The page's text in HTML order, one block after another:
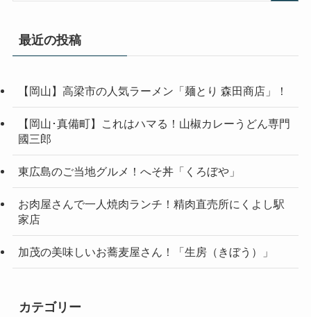
最近の投稿
【岡山】高梁市の人気ラーメン「麺とり 森田商店」！
【岡山･真備町】これはハマる！山椒カレーうどん専門
國三郎
東広島のご当地グルメ！へそ丼「くろぼや」
お肉屋さんで一人焼肉ランチ！精肉直売所にくよし駅
家店
加茂の美味しいお蕎麦屋さん！「生房（きぼう）」
カテゴリー